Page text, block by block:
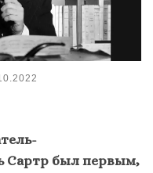
Сартр был первым,